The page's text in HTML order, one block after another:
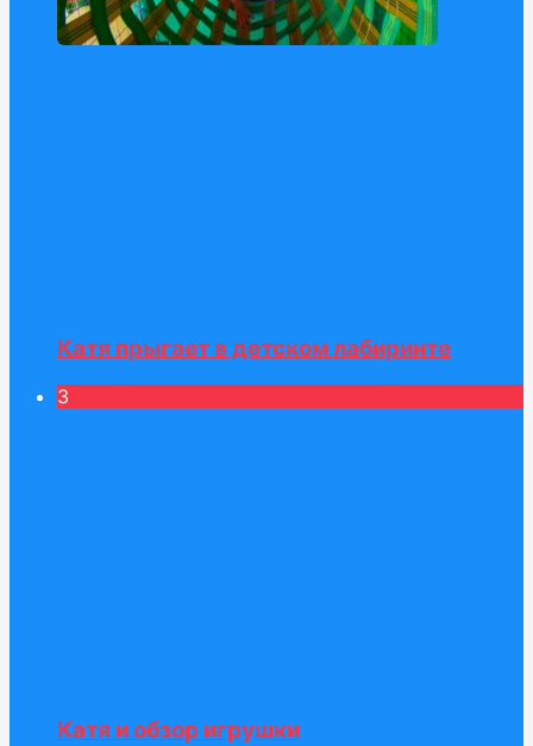
Катя прыгает в детском лабиринте
3
Катя и обзор игрушки